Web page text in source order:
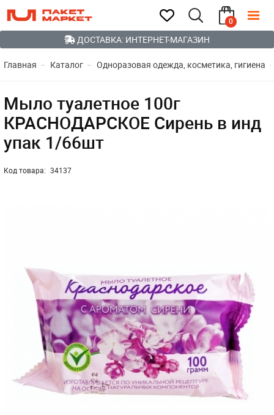
0
ДОСТАВКА: ИНТЕРНЕТ-МАГАЗИН
Главная Каталог Одноразовая одежда, косметика, гигиена
Мыло туалетное 100г
КРАСНОДАРСКОЕ Сирень в инд
упак 1/66шт
Код товара: 34137